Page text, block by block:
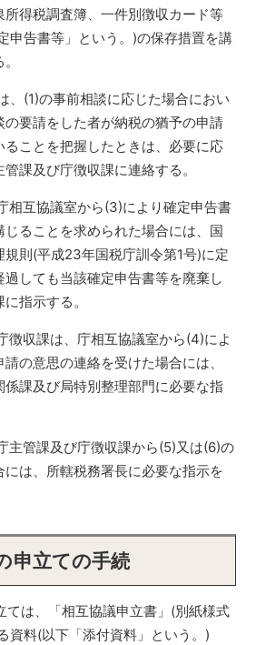
所得税調査簿、一件別徴収カード等
申告書等」という。)の保存措置を講
(1)の事前相談に応じた場合におい
の要請をした者が納税の猶予の申請
ることを把握したときは、必要に応
課及び庁徴収課に連絡する。
互協議室から(3)により確定申告書
じることを求められた場合には、国
規則(平成23年国税庁訓令第1号)に定
しても当該確定申告書等を廃棄し
指示する。
収課は、庁相互協議室から(4)によ
の意思の連絡を受けた場合には、
係課及び局特別整理部門に必要な指
管課及び庁徴収課から(5)又は(6)の
には、所轄税務署長に必要な指示を
立ての手続
は、「相互協議申立書」(別紙様式
資料(以下「添付資料」という。)